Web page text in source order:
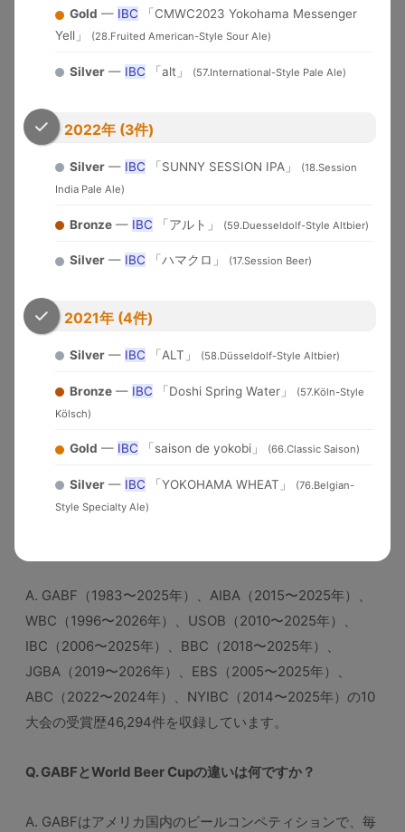
Gold — IBC 「CMWC2023 Yokohama Messenger
Yell」
(28.Fruited American-Style Sour Ale)
Silver— IBC 「alt」 (57.International-Style Pale Ale)
2022年 (3件)
Silver— IBC 「SUNNY SESSION IPA」
(18.Session
India Pale Ale)
Bronze— IBC 「アルト」 (59.Duesseldolf-Style Altbier)
Silver— IBC 「ハマクロ」 (17.Session Beer)
2021年 (4件)
Silver— IBC 「ALT」 (58.Düsseldolf-Style Altbier)
Bronze— IBC 「Doshi Spring Water」
(57.Köln-Style
Kölsch)
Gold — IBC 「saison de yokobi」 (66.Classic Saison)
Silver— IBC 「YOKOHAMA WHEAT」
(76.Belgian-
Style Specialty Ale)
WBC
2026
米国各地
界中のブルワリーが参加する国
USOB
2025
米国
National Champion選出
International
Beer Cup
IBC
2025
BBC
ブリュッ
Japan Great
2019-
日本最大のビール審査会。
Beer Star
Asia Beer
Championship
2024
ール
とした国際コンペ
Competition
2014-
ーク（米
制（95+=Double Gold,
よくある質問（FAQ）
A. GABF（1983〜2025年）、AIBA（2015〜2025年）、
WBC（1996〜2026年）、USOB（2010〜2025年）、
IBC（2006〜2025年）、BBC（2018〜2025年）、
JGBA（2019〜2026年）、EBS（2005〜2025年）、
ABC（2022〜2024年）、NYIBC（2014〜2025年）の10
大会の受賞歴46,294件を収録しています。
Q. GABFとWorld Beer Cupの違いは何ですか？
A. GABFはアメリカ国内のビールコンペティションで、毎